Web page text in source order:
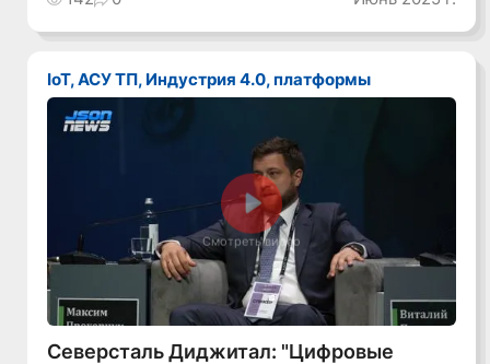
IoT, АСУ ТП, Индустрия 4.0, платформы
Смотреть видео
Северсталь Диджитал: "Цифровые